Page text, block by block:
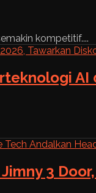
kompetitif....
AI
3